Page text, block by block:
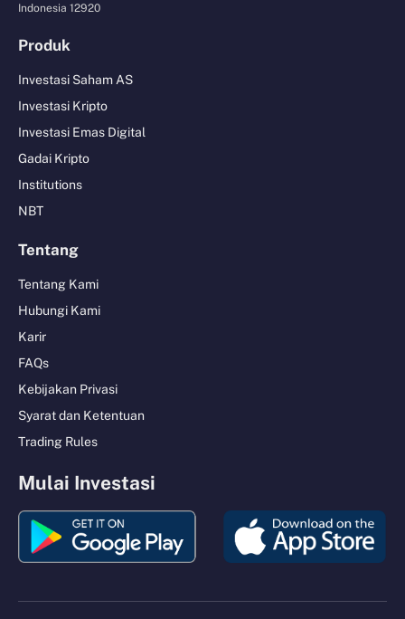
Indonesia 12920
Produk
Investasi Saham AS
Investasi Kripto
Investasi Emas Digital
Gadai Kripto
Institutions
NBT
Tentang
Tentang Kami
Hubungi Kami
Karir
FAQs
Kebijakan Privasi
Syarat dan Ketentuan
Trading Rules
Mulai Investasi